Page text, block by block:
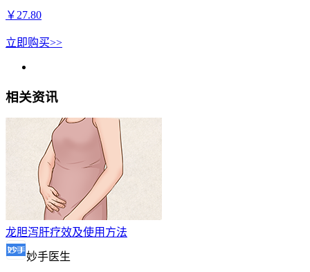
￥ 27.80
立即购买>>
相关资讯
龙胆泻肝疗效及使用方法
妙手医生